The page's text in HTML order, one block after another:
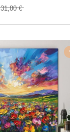
31,80 €